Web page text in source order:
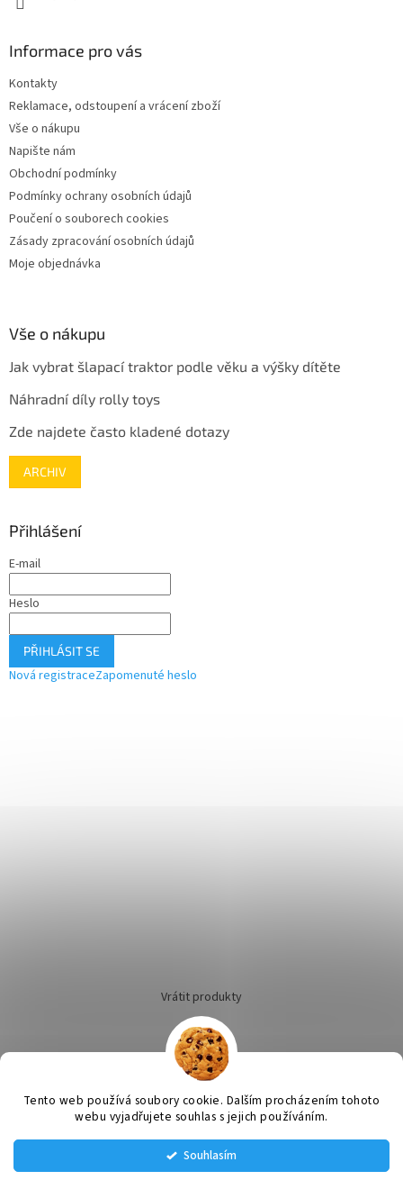
Tento web používá soubory cookie. Dalším procházením tohoto
webu vyjadřujete souhlas s jejich používáním.
Souhlasím
Informace pro vás
Kontakty
Reklamace, odstoupení a vrácení zboží
Vše o nákupu
Napište nám
Obchodní podmínky
Podmínky ochrany osobních údajů
Poučení o souborech cookies
Zásady zpracování osobních údajů
Moje objednávka
Vše o nákupu
Jak vybrat šlapací traktor podle věku a výšky dítěte
Náhradní díly rolly toys
Zde najdete často kladené dotazy
ARCHIV
Přihlášení
E-mail
Heslo
PŘIHLÁSIT SE
Nová registraceZapomenuté heslo
Vrátit produkty
Vytvořil Shoptet
fildashop